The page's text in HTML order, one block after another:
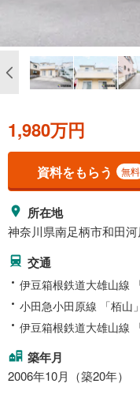
1,980万円
資料をもらう 無料
所在地
神奈川県南足柄市和田
交通
伊豆箱根鉄道大雄山線
小田急小田原線 「栢山
伊豆箱根鉄道大雄山線
築年月
2006年10月（築20年）